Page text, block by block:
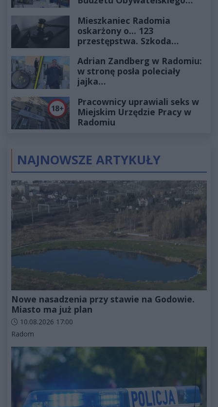
Mieszkaniec Radomia
oskarżony o... 123
przestępstwa. Szkoda
złotych
Adrian Zandberg w Radomiu:
w stronę posła poleciały
jajka…
Pracownicy uprawiali seks w
Miejskim Urzędzie Pracy w
Radomiu
NAJNOWSZE ARTYKUŁY
Nowe nasadzenia przy stawie na Godowie.
Miasto ma już plan
Data dodania artykułu:
10.08.2026 17:00
Kategorie artykułu:
Radom